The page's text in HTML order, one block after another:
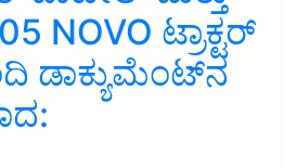
NOVO ಟ್ರಾಕ್ಟರ್
ಡಾಕ್ಯುಮೆಂಟ್‌ನ